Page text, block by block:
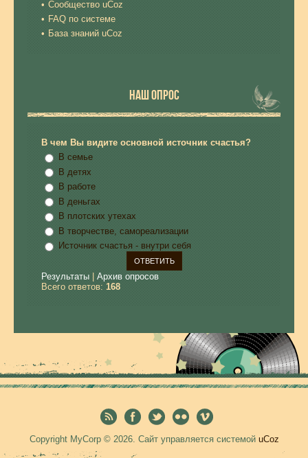
Сообщество uCoz
FAQ по системе
База знаний uCoz
НАШ ОПРОС
В чем Вы видите основной источник счастья?
В семье
В детях
В работе
В деньгах
В плотских утехах
В творчестве, самореализации
Источник счастья - внутри себя
Результаты
Архив опросов
Всего ответов: 168
Copyright MyCorp © 2026. Сайт управляется системой uCoz